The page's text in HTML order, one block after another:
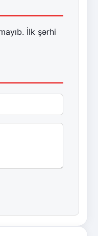
İlk şərhi